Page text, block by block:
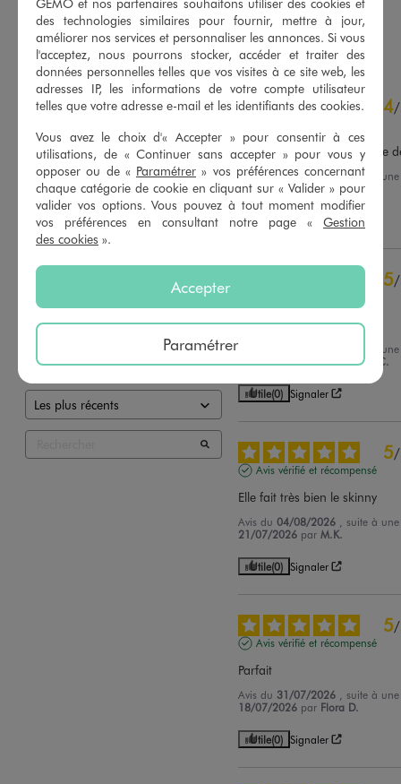
AJOUTERAU PANIER AJOUTERAU PANIER
4.6/5
Basé sur120 avis soumis à un
contrôle
Voir tous les avis sur ce site
31
3
1
4/
Après plusieurs lavage, il se
Avis du06/08/2026 , suite à
22/07/2026 parC.G.
Utile(0) Signaler
5/
Impeccable, bien taillé
, suite à
22/07/2026 parClementine C.
Utile(0) Signaler
5/
Avis vérifié et récompensé
Elle fait très bien le skinny
Avis du04/08/2026
, suite à
21/07/2026 parM.K.
Utile(0) Signaler
5/
Avis vérifié et récompensé
Parfait
Avis du 31/07/2026
, suite à
18/07/2026 par Flora D.
Utile(0) Signaler
des technologies similaires pour fournir, mettre à jour,
améliorer nos services et personnaliser les annonces. Si vous
l'acceptez, nous pourrons stocker, accéder et traiter des
données personnelles telles que vos visites à ce site web, les
adresses IP, les informations de votre compte utilisateur
telles que votre adresse e-mail et les identifiants des cookies.
Vous avez le choix d'« Accepter » pour consentir à ces
utilisations, de « Continuer sans accepter » pour vous y
opposer ou de « Paramétrer » vos préférences concernant
chaque catégorie de cookie en cliquant sur « Valider » pour
valider vos options. Vous pouvez à tout moment modifier
vos préférences en consultant notre page « Gestion
des cookies ».
Accepter
Paramétrer